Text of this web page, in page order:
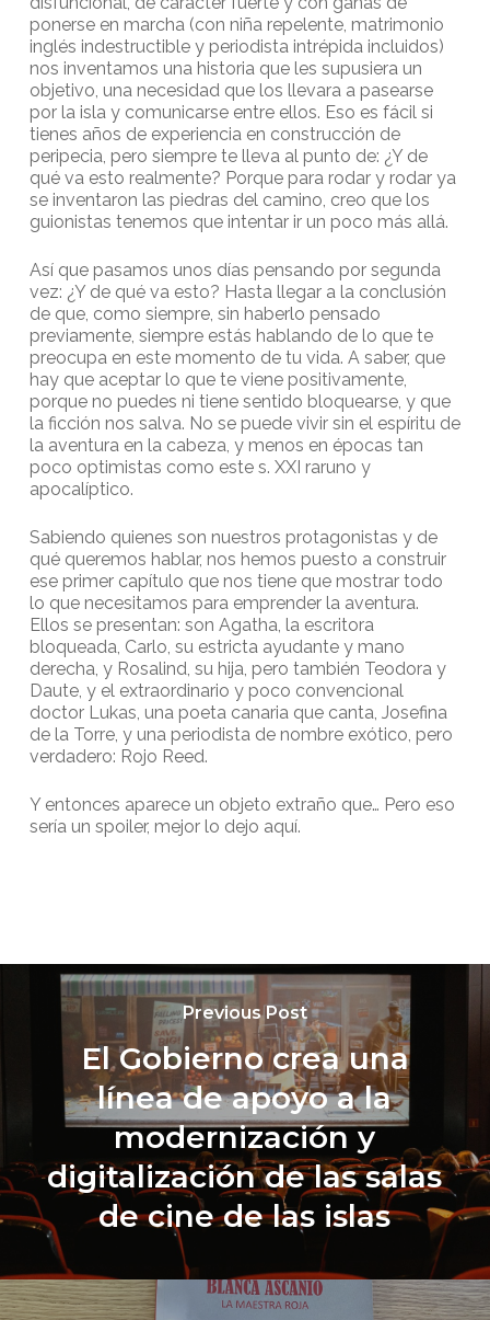
ponerse en marcha (con niña repelente, matrimonio
inglés indestructible y periodista intrépida incluidos)
nos inventamos una historia que les supusiera un
objetivo, una necesidad que los llevara a pasearse
por la isla y comunicarse entre ellos. Eso es fácil si
tienes años de experiencia en construcción de
peripecia, pero siempre te lleva al punto de: ¿Y de
qué va esto realmente? Porque para rodar y rodar ya
se inventaron las piedras del camino, creo que los
guionistas tenemos que intentar ir un poco más allá.
Así que pasamos unos días pensando por segunda
vez: ¿Y de qué va esto? Hasta llegar a la conclusión
de que, como siempre, sin haberlo pensado
previamente, siempre estás hablando de lo que te
preocupa en este momento de tu vida. A saber, que
hay que aceptar lo que te viene positivamente,
porque no puedes ni tiene sentido bloquearse, y que
la ficción nos salva. No se puede vivir sin el espíritu de
la aventura en la cabeza, y menos en épocas tan
poco optimistas como este s. XXI raruno y
apocalíptico.
Sabiendo quienes son nuestros protagonistas y de
qué queremos hablar, nos hemos puesto a construir
ese primer capítulo que nos tiene que mostrar todo
lo que necesitamos para emprender la aventura.
Ellos se presentan: son Agatha, la escritora
bloqueada, Carlo, su estricta ayudante y mano
derecha, y Rosalind, su hija, pero también Teodora y
Daute, y el extraordinario y poco convencional
doctor Lukas, una poeta canaria que canta, Josefina
de la Torre, y una periodista de nombre exótico, pero
verdadero: Rojo Reed.
Y entonces aparece un objeto extraño que… Pero eso
sería un spoiler, mejor lo dejo aquí.
Previous Post
El Gobierno crea una
línea de apoyo a la
modernización y
digitalización de las salas
de cine de las islas